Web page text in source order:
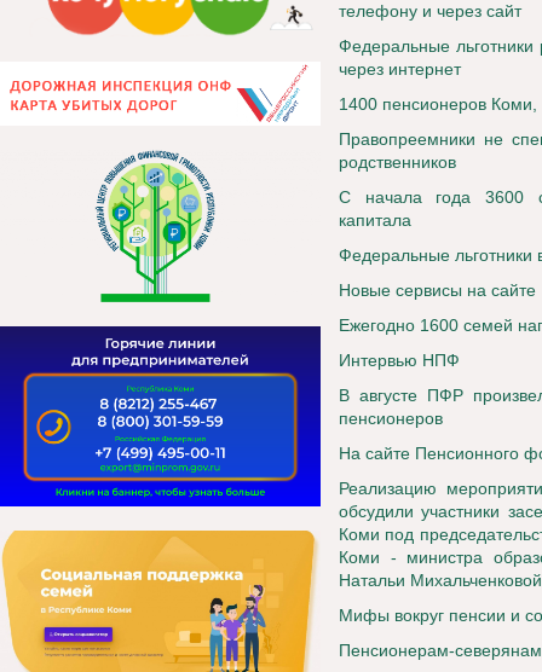
телефону и через сайт
Федеральные льготники
через интернет
1400 пенсионеров
Правопреемники не
родственников
С начала года 3600
капитала
Федеральные льготники
Новые сервисы на
Ежегодно 1600 семей
Интервью НПФ
В августе ПФР
пенсионеров
На сайте Пенсионного
Реализацию
обсудили участники
Коми под
Коми - министра
Натальи
Мифы вокруг пенсии и
Пенсионерам-северянам